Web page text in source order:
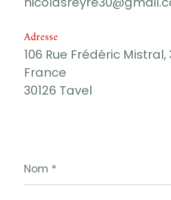
Adresse
106 Rue Frédéric Mistral,
France
30126 Tavel
*